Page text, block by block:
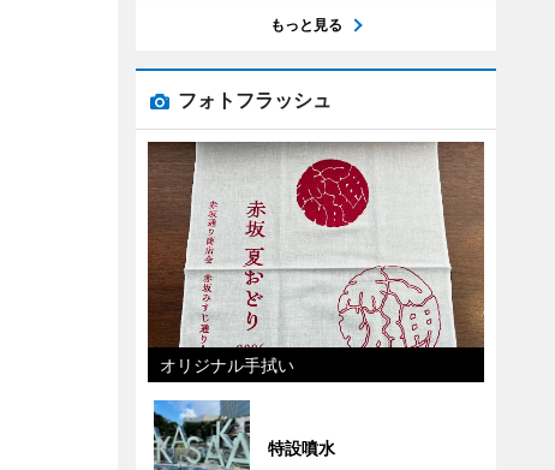
もっと見る
フォトフラッシュ
オリジナル手拭い
特設噴水